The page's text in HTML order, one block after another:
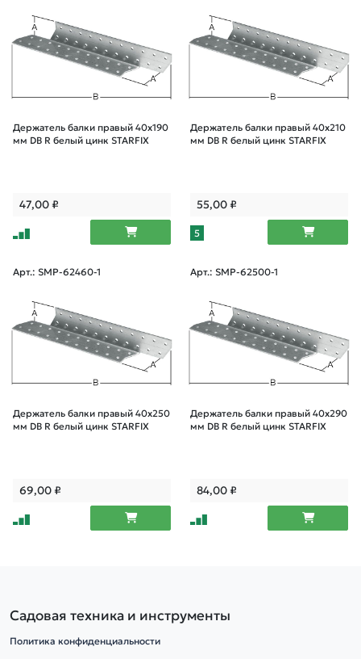
Держатель балки правый 40х190
мм DB R белый цинк STARFIX
47,00₽
Держатель балки правый 40х210
мм DB R белый цинк STARFIX
55,00₽
5
Арт.: SMP-62460-1
Держатель балки правый 40х250
мм DB R белый цинк STARFIX
69,00₽
Арт.: SMP-62500-1
Держатель балки правый 40х290
мм DB R белый цинк STARFIX
84,00₽
Садовая техника и инструменты
Политика конфиденциальности